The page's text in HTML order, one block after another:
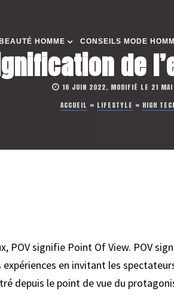
BEAUTÉ HOMME CONSEILS MODE
de
16 JUIN 2022, MODIFIÉ LE 21
ACCUEIL » LIFESTYLE » HIGH
POV signifie Point Of View. POV
en invitant les
depuis le point de vue du